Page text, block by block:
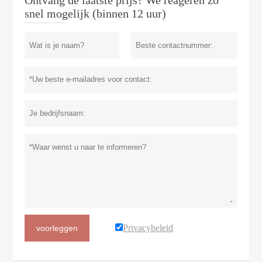
snel mogelijk (binnen 12 uur)
voorleggen Privacybeleid